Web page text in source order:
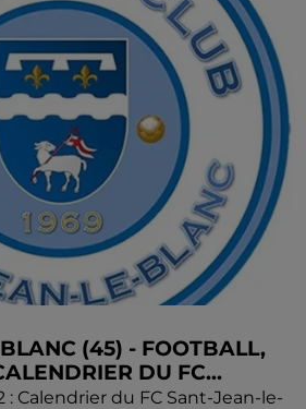
(45) - FOOTBALL,
DU FC...
: Calendrier du FC Sant-Jean-le-